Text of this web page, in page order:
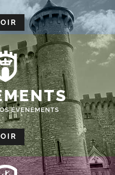
EVENEMENTS